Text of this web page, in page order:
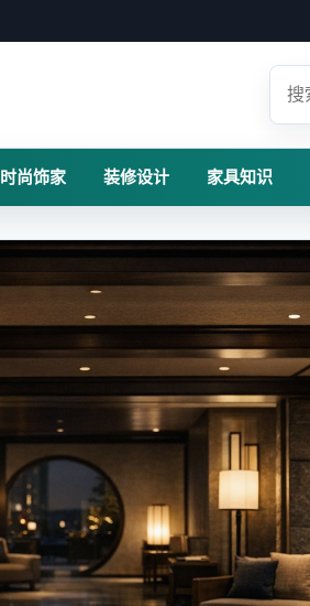
时尚饰家 装修设计 家具知识